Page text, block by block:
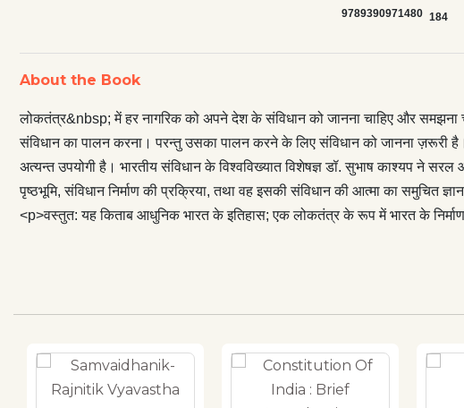
भारतीय संविधान का संक्षिप्‍त
लिए समान रूप से उपयोगी है।
9789390971480 184
About the Book
लोकतंत्र&nbsp; में हर नागरिक को अपने देश के संविधान को जानना चाहिए और समझना
संविधान का पालन करना। परन्‍तु उसका पालन करने के लिए संविधान को जानना ज़रूरी है।
अत्‍यन्‍त उपयोगी है। भारतीय संविधान के विश्‍वविख्‍यात विशेषज्ञ डॉ. सुभाष काश्‍यप ने
पृष्‍ठभूमि, संविधान निर्माण की प्रक्रिया, तथा वह इसकी संविधान की आत्‍मा का समुचित
<p>वस्‍तुत: यह किताब आधुनिक भारत के इतिहास; एक लोकतंत्र के रूप में भारत के